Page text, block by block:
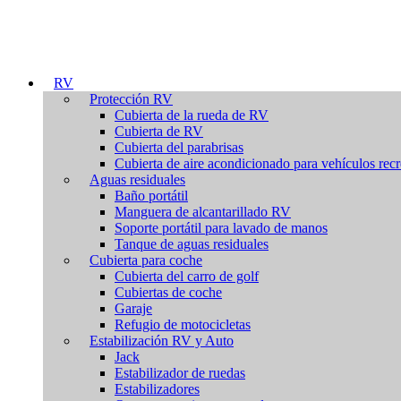
RV
Protección RV
Cubierta de la rueda de RV
Cubierta de RV
Cubierta del parabrisas
Cubierta de aire acondicionado para vehículos
Aguas residuales
Baño portátil
Manguera de alcantarillado RV
Soporte portátil para lavado de manos
Tanque de aguas residuales
Cubierta para coche
Cubierta del carro de golf
Cubiertas de coche
Garaje
Refugio de motocicletas
Estabilización RV y Auto
Jack
Estabilizador de ruedas
Estabilizadores